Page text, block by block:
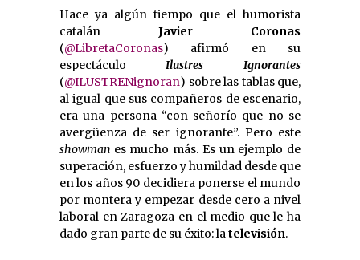
Hace ya algún tiempo que el humorista
catalán Javier Coronas
(@LibretaCoronas) afirmó en su
espectáculo Ilustres Ignorantes
(@ILUSTRENignoran) sobre las tablas que,
al igual que sus compañeros de escenario,
era una persona “con señorío que no se
avergüenza de ser ignorante”. Pero este
showman es mucho más. Es un ejemplo de
superación, esfuerzo y humildad desde que
en los años 90 decidiera ponerse el mundo
por montera y empezar desde cero a nivel
laboral en Zaragoza en el medio que le ha
dado gran parte de su éxito: latelevisión.